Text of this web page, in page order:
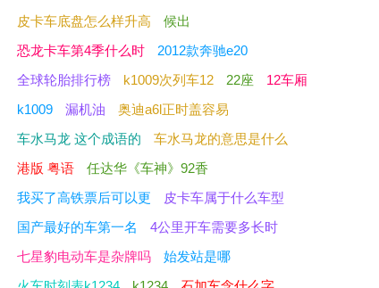
皮卡车底盘怎么样升高
候出
恐龙卡车第4季什么时
2012款奔驰e20
全球轮胎排行榜
k1009次列车12 22座
12车厢
k1009
漏机油
奥迪a6l正时盖容易
车水马龙 这个成语的
车水马龙的意思是什么
港版 粤语
任达华《车神》92香
我买了高铁票后可以更
皮卡车属于什么车型
国产最好的车第一名
4公里开车需要多长时
七星豹电动车是杂牌吗
始发站是哪